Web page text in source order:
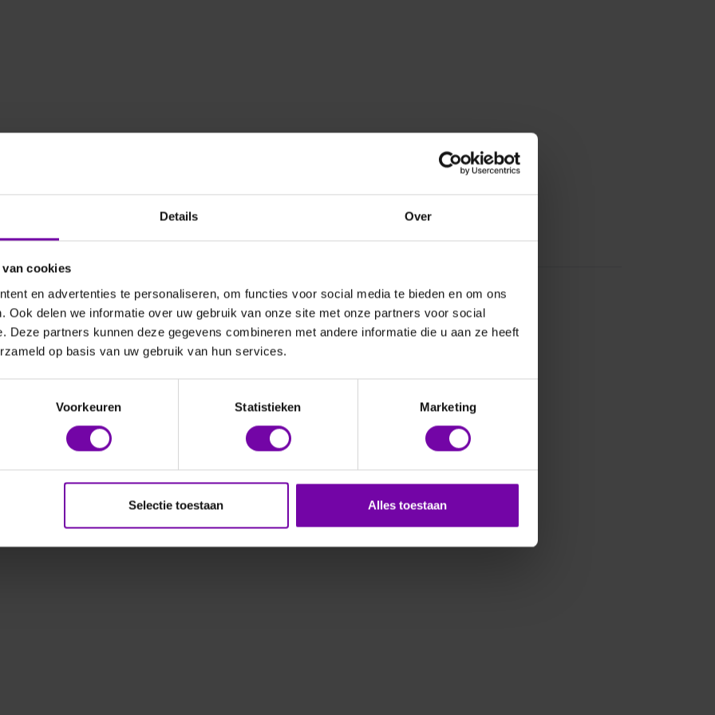
Details Over
van cookies
en advertenties te personaliseren, om functies voor social media te bieden en om ons
Ook delen we informatie over uw gebruik van onze site met onze partners voor social
Deze partners kunnen deze gegevens combineren met andere informatie die u aan ze heeft
op basis van uw gebruik van hun services.
Voorkeuren Statistieken Marketing
Selectie toestaan Alles toestaan
en
luchthoeveelheid en